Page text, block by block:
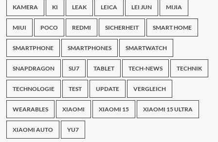
KAMERA KI LEAK LEICA LEI JUN MIJIA
MIUI POCO REDMI SICHERHEIT SMART HOME
SMARTPHONE SMARTPHONES SMARTWATCH
SNAPDRAGON SU7 TABLET TECH-NEWS TECHNIK
TECHNOLOGIE TEST UPDATE VERGLEICH
WEARABLES XIAOMI XIAOMI 15 XIAOMI 15 ULTRA
XIAOMI AUTO YU7